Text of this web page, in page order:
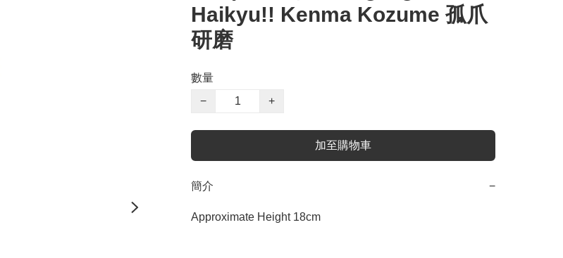
Haikyu!! Kenma Kozume 孤爪
研磨
數量
−
+
加至購物車
簡介 −
Approximate Height 18cm